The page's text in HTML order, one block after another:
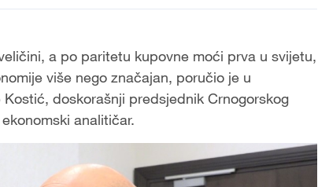
a po paritetu kupovne moći prva u svijetu,
više nego značajan, poručio je u
doskorašnji predsjednik Crnogorskog
analitičar.